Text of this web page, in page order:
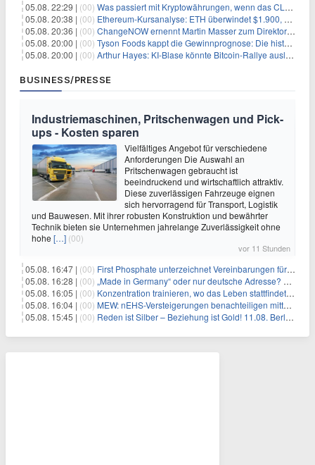
05.08. 22:29 | (00) Was passiert mit Kryptowährungen, wenn das CLARITY-Gesetz diese Woche scheitert? Hougan erklärt
05.08. 20:38 | (00) Ethereum-Kursanalyse: ETH überwindet $1.900, aber größere Herausforderungen stehen bevor
05.08. 20:36 | (00) ChangeNOW ernennt Martin Masser zum Direktor für strategische Partnerschaften
05.08. 20:00 | (00) Tyson Foods kappt die Gewinnprognose: Die historische Rinderkrise will einfach nicht enden
05.08. 20:00 | (00) Arthur Hayes: KI-Blase könnte Bitcoin-Rallye auslösen
BUSINESS/PRESSE
Industriemaschinen, Pritschenwagen und Pick-
ups - Kosten sparen
Vielfältiges Angebot für verschiedene
Anforderungen Die Auswahl an
Pritschenwagen gebraucht ist
beeindruckend und wirtschaftlich attraktiv.
Diese zuverlässigen Fahrzeuge eignen
sich hervorragend für Transport, Logistik
und Bauwesen. Mit ihrer robusten Konstruktion und bewährter
Technik bieten sie Unternehmen jahrelange Zuverlässigkeit ohne
hohe […] (00)
vor 11 Stunden
05.08. 16:47 | (00) First Phosphate unterzeichnet Vereinbarungen für nicht zu refundierende Zuwendungen in Höhe von 4,84 Mio. $ von der kanadischen Regierung für Straßeninfrastruktur und Stromübertragungsleitungen
05.08. 16:28 | (00) „Made in Germany“ oder nur deutsche Adresse? So erkennen Sie, wo Ihre Leiterplatten wirklich gefertigt werden
05.08. 16:05 | (00) Konzentration trainieren, wo das Leben stattfindet: Mobile EEG-Technologie bringt Neurofeedback in den Alltag
05.08. 16:04 | (00) MEW: nEHS-Versteigerungen benachteiligen mittelständische Unternehmen
05.08. 15:45 | (00) Reden ist Silber – Beziehung ist Gold! 11.08. Berlin – 18:30 Uhr